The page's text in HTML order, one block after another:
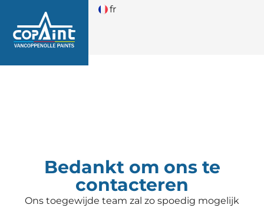
fr
Bedankt om ons te
contacteren
Ons toegewijde team zal zo spoedig mogelijk